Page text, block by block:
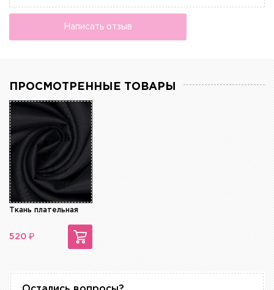
Написать отзыв
ПРОСМОТРЕННЫЕ ТОВАРЫ
Ткань плательная
520 ₽